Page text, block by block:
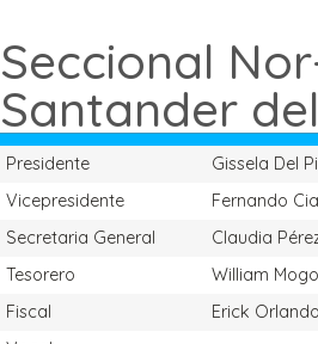
Seccional
Santander
Presidente Gissela Del
Vicepresidente
Fernando
Secretaria General
Claudia
Tesorero
William
Fiscal
Erick